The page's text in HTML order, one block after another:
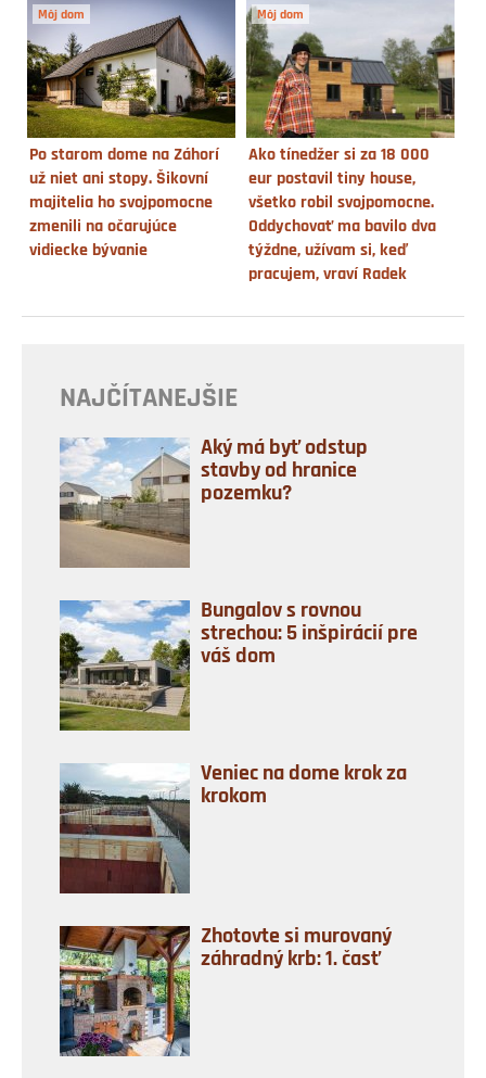
Môj dom
Po starom dome na Záhorí
už niet ani stopy. Šikovní
majitelia ho svojpomocne
zmenili na očarujúce
vidiecke bývanie
Môj dom
Ako tínedžer si za 18 000
eur postavil tiny house,
všetko robil svojpomocne.
Oddychovať ma bavilo dva
týždne, užívam si, keď
pracujem, vraví Radek
NAJČÍTANEJŠIE
Aký má byť odstup
stavby od hranice
pozemku?
Bungalov s rovnou
strechou: 5 inšpirácií pre
váš dom
Veniec na dome krok za
krokom
Zhotovte si murovaný
záhradný krb: 1. časť